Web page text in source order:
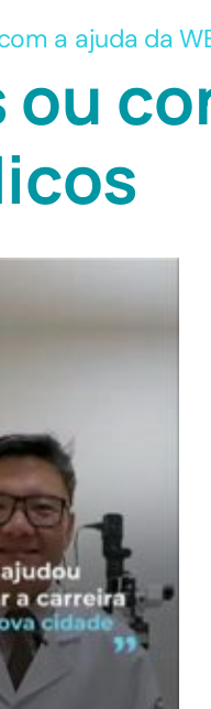
a ajuda da
ou